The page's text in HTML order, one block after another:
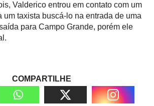
Valderico entrou em contato com um
um taxista buscá-lo na entrada de uma
para Campo Grande, porém ele
COMPARTILHE